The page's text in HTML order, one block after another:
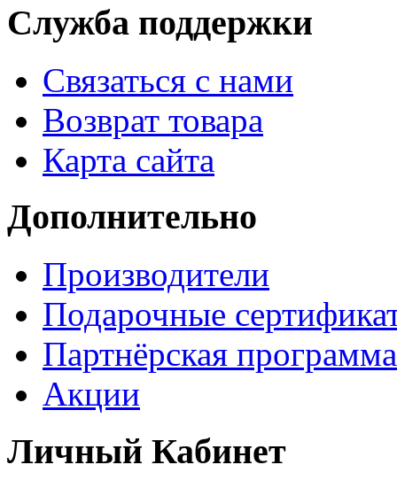
Служба поддержки
Связаться с нами
Возврат товара
Карта сайта
Дополнительно
Производители
Подарочные
Партнёрская программа
Акции
Личный Кабинет